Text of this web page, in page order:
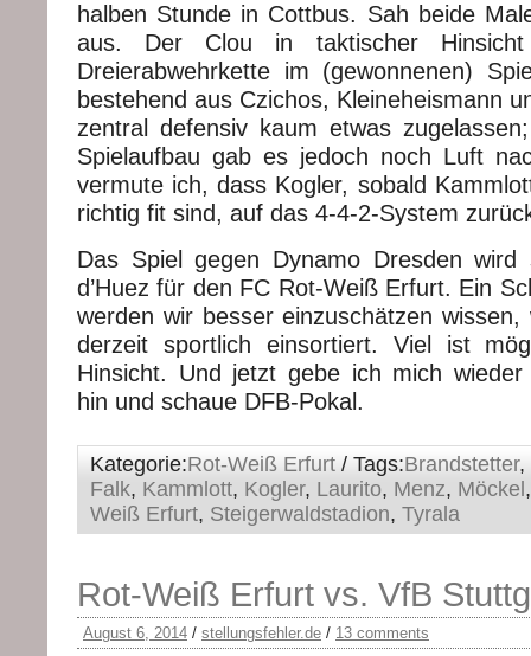
halben Stunde in Cottbus. Sah beide
aus. Der Clou in taktischer
Dreierabwehrkette im (gewonnenen)
bestehend aus Czichos, Kleineheismann
zentral defensiv kaum etwas
Spielaufbau gab es jedoch noch Luft
vermute ich, dass Kogler, sobald
richtig fit sind, auf das 4-4-2-System
Das Spiel gegen Dynamo Dresden wird
d’Huez für den FC Rot-Weiß Erfurt. Ein
werden wir besser einzuschätzen
derzeit sportlich einsortiert. Viel ist
Hinsicht. Und jetzt gebe ich mich
hin und schaue DFB-Pokal.
Kategorie:Rot-Weiß Erfurt / Tags:Brandstetter,
Falk, Kammlott, Kogler, Laurito, Menz, Möckel
Weiß Erfurt, Steigerwaldstadion, Tyrala
Rot-Weiß Erfurt vs. VfB
August 6, 2014 / stellungsfehler.de / 13 comments